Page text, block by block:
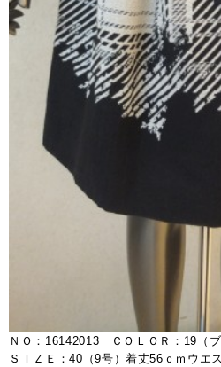
ＮＯ：16142013 ＣＯＬＯＲ：19（ブ
ＳＩＺＥ：40（9号）着丈56ｃｍウエ